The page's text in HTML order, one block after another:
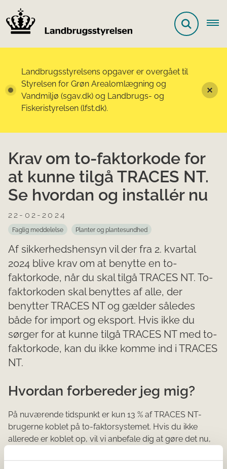
Landbrugsstyrelsens opgaver er overgået til
Styrelsen for Grøn Arealomlægning og
Vandmiljø (sgav.dk) og Landbrugs- og
Fiskeristyrelsen (lfst.dk).
Krav om to-faktorkode for
at kunne tilgå TRACES NT.
Se hvordan og installér nu
22-02-2024
Faglig meddelelse Planter og plantesundhed
Af sikkerhedshensyn vil der fra 2. kvartal
2024 blive krav om at benytte en to-
faktorkode, når du skal tilgå TRACES NT. To-
faktorkoden skal benyttes af alle, der
benytter TRACES NT og gælder således
både for import og eksport. Hvis ikke du
sørger for at kunne tilgå TRACES NT med to-
faktorkode, kan du ikke komme ind i TRACES
NT.
Hvordan forbereder jeg mig?
På nuværende tidspunkt er kun 13 % af TRACES NT-
brugerne koblet på to-faktorsystemet. Hvis du ikke
allerede er koblet op, vil vi anbefale dig at gøre det nu,
Her er der samlet informationer om, hvordan du sikrer,